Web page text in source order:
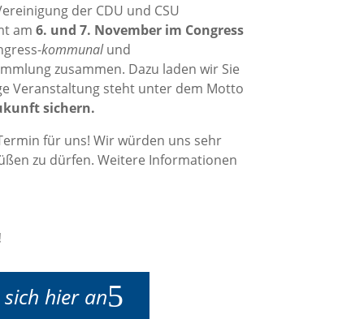
der CDU und CSU
am 6. und 7. November im Congress
kommunal und
zusammen. Dazu laden wir Sie
Veranstaltung steht unter dem Motto
sichern.
für uns! Wir würden uns sehr
zu dürfen. Weitere Informationen
hier an